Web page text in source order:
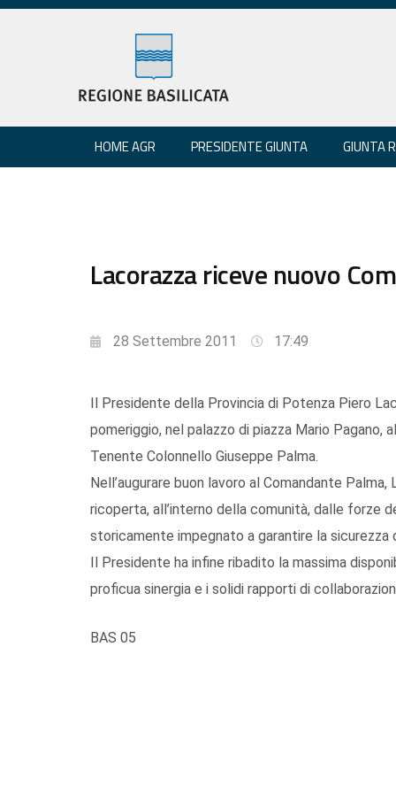
HOME AGR PRESIDENTE GIUNTA GIUNTA
Lacorazza riceve nuovo
28 Settembre 2011 17:49
Il Presidente della Provincia di Potenza Piero
pomeriggio, nel palazzo di piazza Mario Pagano,
Tenente Colonnello Giuseppe Palma.
Nell’augurare buon lavoro al Comandante
ricoperta, all’interno della comunità, dalle forze
storicamente impegnato a garantire la
Il Presidente ha infine ribadito la massima
proficua sinergia e i solidi rapporti di
BAS 05